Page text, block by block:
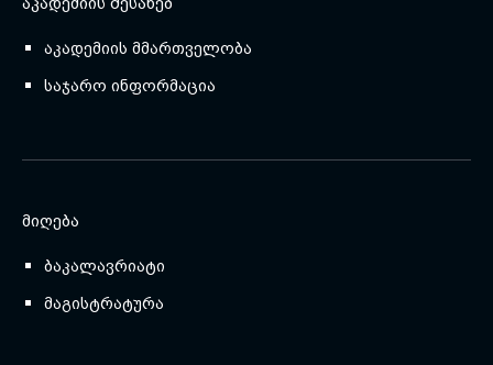
აკადემიის მმართველობა
საჯარო ინფორმაცია
ᲛᲘᲦᲔᲑᲐ
ბაკალავრიატი
მაგისტრატურა